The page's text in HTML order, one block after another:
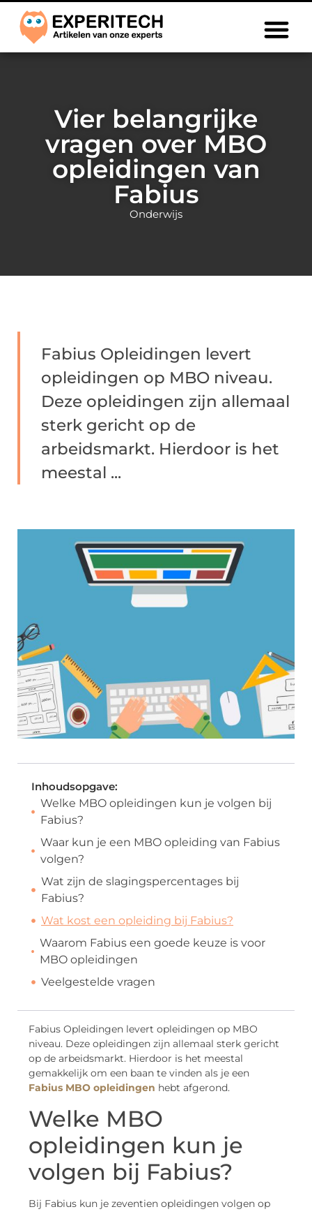
Vier belangrijke
vragen over MBO
opleidingen van
Fabius
Onderwijs
Fabius Opleidingen levert
opleidingen op MBO niveau.
Deze opleidingen zijn allemaal
sterk gericht op de
arbeidsmarkt. Hierdoor is het
meestal ...
Inhoudsopgave:
Welke MBO opleidingen kun je volgen bij
Fabius?
Waar kun je een MBO opleiding van Fabius
volgen?
Wat zijn de slagingspercentages bij
Fabius?
Wat kost een opleiding bij Fabius?
Waarom Fabius een goede keuze is voor
MBO opleidingen
Veelgestelde vragen
Fabius Opleidingen levert opleidingen op MBO
niveau. Deze opleidingen zijn allemaal sterk gericht
op de arbeidsmarkt. Hierdoor is het meestal
gemakkelijk om een baan te vinden als je een
Fabius MBO opleidingen hebt afgerond.
Welke MBO
opleidingen kun je
volgen bij Fabius?
Bij Fabius kun je zeventien opleidingen volgen op